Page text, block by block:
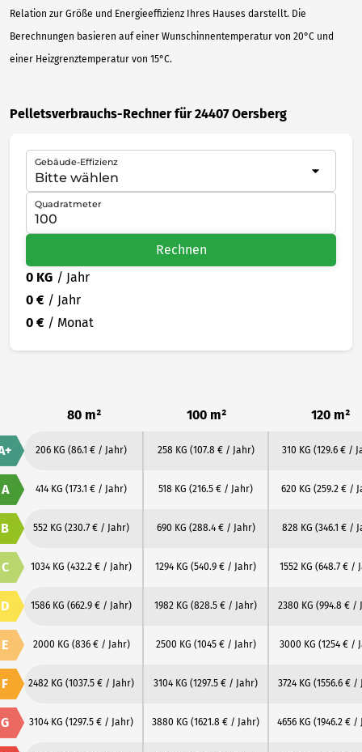
Relation zur Größe und Energieeffizienz Ihres Hauses darstellt. Die
Berechnungen basieren auf einer Wunschinnentemperatur von 20°C und
einer Heizgrenztemperatur von 15°C.
Pelletsverbrauchs-Rechner für 24407 Oersberg
Gebäude-Effizienz
Quadratmeter
Rechnen
0 KG / Jahr
0 € / Jahr
0 € / Monat
80 m² 100 m² 120 m²
206 KG (86.1 € / Jahr) 258 KG (107.8 € / Jahr) 310 KG (129.6 € /
A 414 KG (173.1 € / Jahr) 518 KG (216.5 € / Jahr) 620 KG (259.2 € /
B 552 KG (230.7 € / Jahr) 690 KG (288.4 € / Jahr) 828 KG (346.1 € /
C 1034 KG (432.2 € / Jahr) 1294 KG (540.9 € / Jahr) 1552 KG (648.7 € /
D 1586 KG (662.9 € / Jahr) 1982 KG (828.5 € / Jahr) 2380 KG (994.8 € /
E 2000 KG (836 € / Jahr) 2500 KG (1045 € / Jahr) 3000 KG (1254 € /
F 2482 KG (1037.5 € / Jahr) 3104 KG (1297.5 € / Jahr) 3724 KG (1556.6 € /
G 3104 KG (1297.5 € / Jahr) 3880 KG (1621.8 € / Jahr) 4656 KG (1946.2 € /